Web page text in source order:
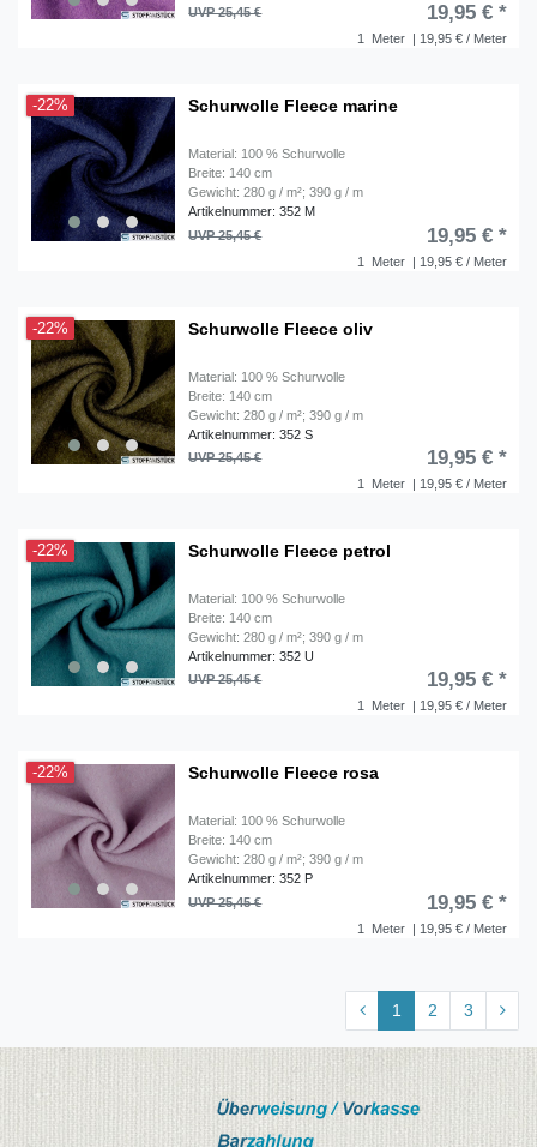
1 Meter | 19,95 € / Meter
UVP 25,45 € 19,95 € *
-22% Schurwolle Fleece marine
Material: 100 % Schurwolle
Breite: 140 cm
Gewicht: 280 g / m²; 390 g / m
Artikelnummer: 352 M
1 Meter | 19,95 € / Meter
UVP 25,45 € 19,95 € *
-22% Schurwolle Fleece oliv
Material: 100 % Schurwolle
Breite: 140 cm
Gewicht: 280 g / m²; 390 g / m
Artikelnummer: 352 S
1 Meter | 19,95 € / Meter
UVP 25,45 € 19,95 € *
-22% Schurwolle Fleece petrol
Material: 100 % Schurwolle
Breite: 140 cm
Gewicht: 280 g / m²; 390 g / m
Artikelnummer: 352 U
1 Meter | 19,95 € / Meter
UVP 25,45 € 19,95 € *
-22% Schurwolle Fleece rosa
Material: 100 % Schurwolle
Breite: 140 cm
Gewicht: 280 g / m²; 390 g / m
Artikelnummer: 352 P
1 Meter | 19,95 € / Meter
UVP 25,45 € 19,95 € *
1 2 3